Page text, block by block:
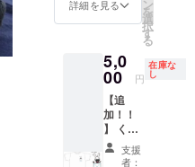
Ｔシャ
ツ１枚
ズ選択
可能／
クラウ
ドファ
ンディ
詳細を見る ン
を
選
択
す
る
5,0
00 円
在庫な
し
【追
加！！
】 くら
りぬい
ぐるみ
支援
者：